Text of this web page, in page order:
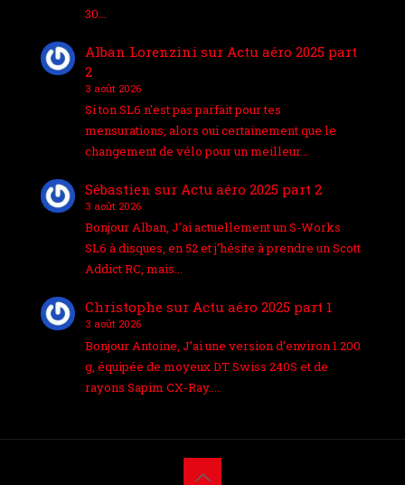
30…
Alban Lorenzini sur Actu aéro 2025 part
2
3 août 2026
Si ton SL6 n'est pas parfait pour tes
mensurations, alors oui certainement que le
changement de vélo pour un meilleur…
Sébastien sur Actu aéro 2025 part 2
3 août 2026
Bonjour Alban, J'ai actuellement un S-Works
SL6 à disques, en 52 et j'hésite à prendre un Scott
Addict RC, mais…
Christophesur Actu aéro 2025 part 1
3 août 2026
Bonjour Antoine, J’ai une version d’environ 1 200
g, équipée de moyeux DT Swiss 240S et de
rayons Sapim CX-Ray.…